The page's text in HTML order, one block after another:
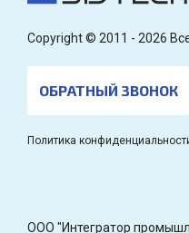
Copyright © 2011 - 2026
ОБРАТНЫЙ ЗВОНОК
Политика
OOO "Интегратор